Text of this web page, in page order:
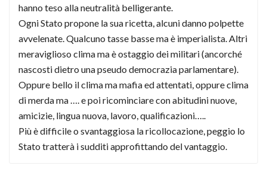
hanno teso alla neutralità belligerante.
Ogni Stato propone la sua ricetta, alcuni danno polpette
avvelenate. Qualcuno tasse basse ma è imperialista. Altri
meraviglioso clima ma è ostaggio dei militari (ancorché
nascosti dietro una pseudo democrazia parlamentare).
Oppure bello il clima ma mafia ed attentati, oppure clima
di merda ma …. e poi ricominciare con abitudini nuove,
amicizie, lingua nuova, lavoro, qualificazioni…..
Più è difficile o svantaggiosa la ricollocazione, peggio lo
Stato tratterà i sudditi approfittando del vantaggio.